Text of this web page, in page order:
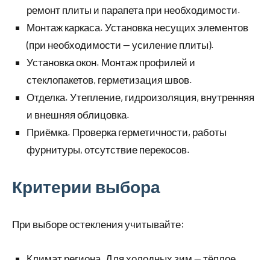
ремонт плиты и парапета при необходимости.
Монтаж каркаса. Установка несущих элементов
(при необходимости — усиление плиты).
Установка окон. Монтаж профилей и
стеклопакетов, герметизация швов.
Отделка. Утепление, гидроизоляция, внутренняя
и внешняя облицовка.
Приёмка. Проверка герметичности, работы
фурнитуры, отсутствие перекосов.
Критерии выбора
При выборе остекления учитывайте: